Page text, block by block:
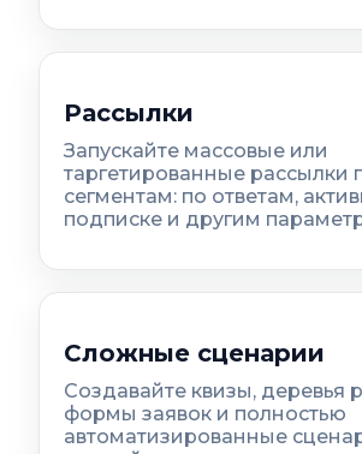
Рассылки
Запускайте массовые или
таргетированные рассылки
сегментам: по ответам,
подписке и другим
Сложные сценарии
Создавайте квизы, деревья
формы заявок и полностью
автоматизированные